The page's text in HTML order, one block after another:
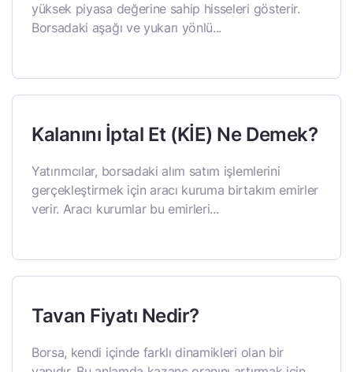
yüksek piyasa değerine sahip hisseleri gösterir.
Borsadaki aşağı ve yukarı yönlü...
Kalanını İptal Et (KİE) Ne Demek?
Yatırımcılar, borsadaki alım satım işlemlerini
gerçekleştirmek için aracı kuruma birtakım emirler
verir. Aracı kurumlar bu emirleri...
Tavan Fiyatı Nedir?
Borsa, kendi içinde farklı dinamikleri olan bir